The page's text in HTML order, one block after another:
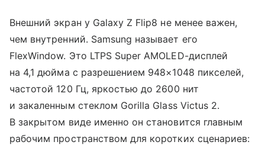
Внешний экран у Galaxy Z Flip8 не менее важен,
чем внутренний. Samsung называет его
FlexWindow. Это LTPS Super AMOLED-дисплей
на 4,1 дюйма с разрешением 948×1048 пикселей,
частотой 120 Гц, яркостью до 2600 нит
и закаленным стеклом Gorilla Glass Victus 2.
В закрытом виде именно он становится главным
рабочим пространством для коротких сценариев: